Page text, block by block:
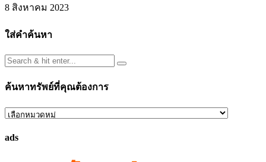
8 สิงหาคม 2023
ใส่คำค้นหา
ค้นหาทรัพย์ที่คุณต้องการ
ค้นหา
ที่
ads